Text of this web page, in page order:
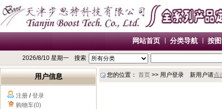
网站首页 分类导航 按
2026/8/10 星期一 搜索
用户信息
注册 /登录
购物车(0)
您的位置： 首页 >> 用户登录 新用户请点